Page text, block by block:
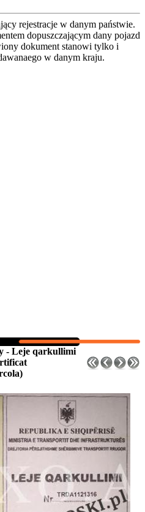
rejestracje w danym państwie.
dopuszczającym dany pojazd
dokument stanowi tylko i
w danym kraju.
- Leje qarkullimi